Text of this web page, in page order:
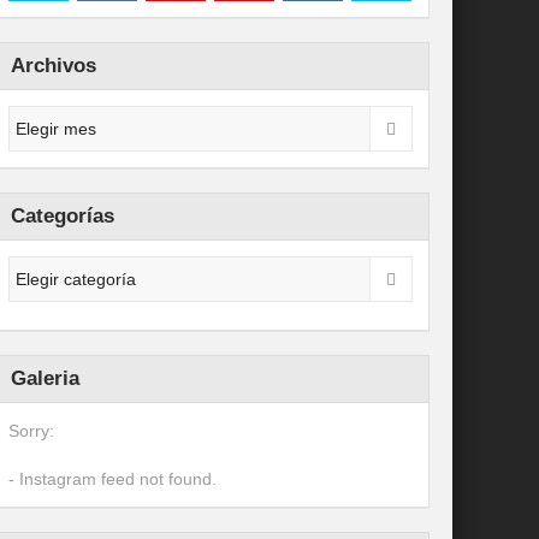
Archivos
Categorías
Galeria
Sorry:
- Instagram feed not found.